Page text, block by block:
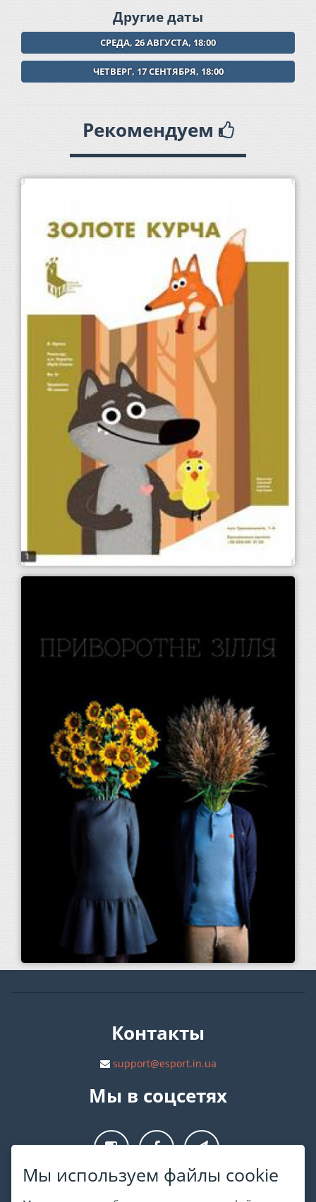
Мы используем файлы cookie
Другие даты
СРЕДА, 26 АВГУСТА, 18:00
ЧЕТВЕРГ, 17 СЕНТЯБРЯ, 18:00
Рекомендуем
Контакты
support@esport.in.ua
Мы в соцсетях
О ESPORT.in.ua